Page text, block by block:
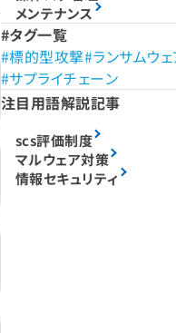
メンテナンス
タグ一覧
標的型攻撃 ランサムウェ
サプライチェーン
注目用語解説記事
scs評価制度
マルウェア対策
情報セキュリティ